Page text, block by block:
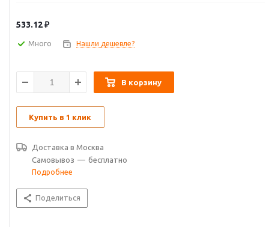
533.12₽
Много Нашли дешевле?
В корзину
Купить в 1 клик
Доставка в Москва
Самовывоз — бесплатно
Подробнее
Поделиться